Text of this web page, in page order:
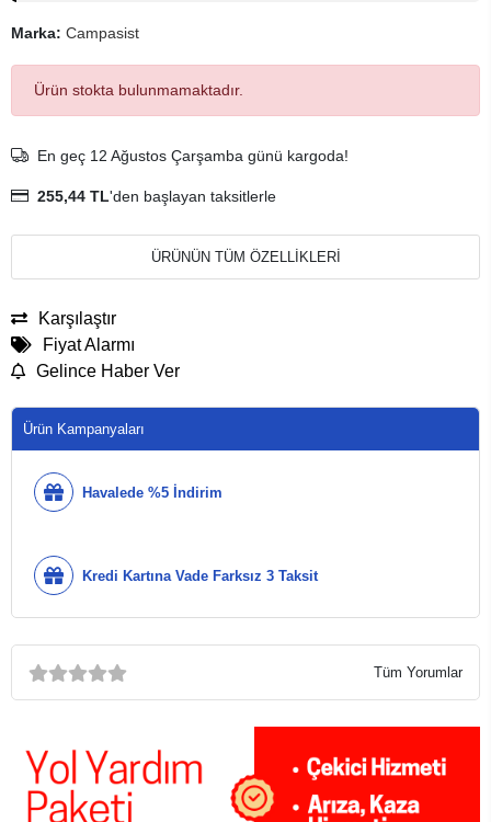
Marka: Campasist
Ürün stokta bulunmamaktadır.
En geç 12 Ağustos Çarşamba günü kargoda!
255,44 TL'den başlayan taksitlerle
ÜRÜNÜN TÜM ÖZELLİKLERİ
Karşılaştır
Fiyat Alarmı
Gelince Haber Ver
Ürün Kampanyaları
Havalede %5 İndirim
Kredi Kartına Vade Farksız 3 Taksit
Tüm Yorumlar